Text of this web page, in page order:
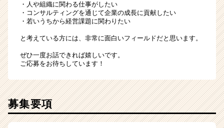
・人や組織に関わる仕事がしたい
・コンサルティングを通じて企業の成長に貢献したい
・若いうちから経営課題に関わりたい
と考えている方には、非常に面白いフィールドだと思います。
ぜひ一度お話できれば嬉しいです。
ご応募をお待ちしています！
募集要項